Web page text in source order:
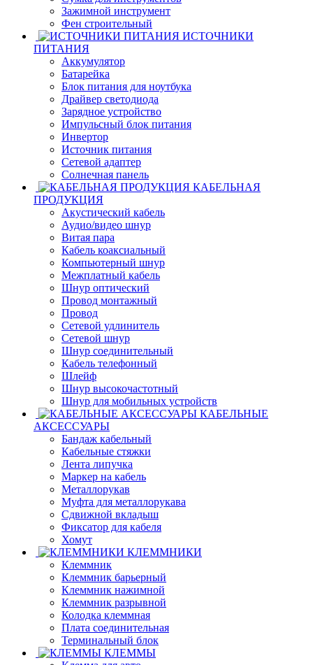
Зажимной инструмент
Фен строительный
ИСТОЧНИКИ
ПИТАНИЯ
Аккумулятор
Батарейка
Блок питания для ноутбука
Драйвер светодиода
Зарядное устройство
Импульсный блок питания
Инвертор
Источник питания
Сетевой адаптер
Солнечная панель
КАБЕЛЬНАЯ
ПРОДУКЦИЯ
Акустический кабель
Аудио/видео шнур
Витая пара
Кабель коаксиальный
Компьютерный шнур
Межплатный кабель
Шнур оптический
Провод монтажный
Провод
Сетевой удлинитель
Сетевой шнур
Шнур соединительный
Кабель телефонный
Шлейф
Шнур высокочастотный
Шнур для мобильных устройств
КАБЕЛЬНЫЕ
АКСЕССУАРЫ
Бандаж кабельный
Кабельные стяжки
Лента липучка
Маркер на кабель
Металлорукав
Муфта для металлорукава
Сдвижной вкладыш
Фиксатор для кабеля
Хомут
КЛЕММНИКИ
Клеммник
Клеммник барьерный
Клеммник нажимной
Клеммник разрывной
Колодка клеммная
Плата соединительная
Терминальный блок
КЛЕММЫ